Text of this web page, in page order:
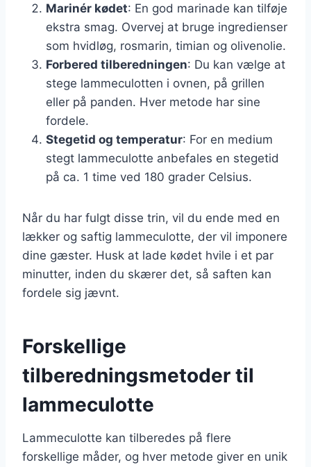
Marinér kødet: En god marinade kan tilføje
ekstra smag. Overvej at bruge ingredienser
som hvidløg, rosmarin, timian og olivenolie.
Forbered tilberedningen: Du kan vælge at
stege lammeculotten i ovnen, på grillen
eller på panden. Hver metode har sine
fordele.
Stegetid og temperatur: For en medium
stegt lammeculotte anbefales en stegetid
på ca. 1 time ved 180 grader Celsius.
Når du har fulgt disse trin, vil du ende med en
lækker og saftig lammeculotte, der vil imponere
dine gæster. Husk at lade kødet hvile i et par
minutter, inden du skærer det, så saften kan
fordele sig jævnt.
Forskellige
tilberedningsmetoder til
lammeculotte
Lammeculotte kan tilberedes på flere
forskellige måder, og hver metode giver en unik